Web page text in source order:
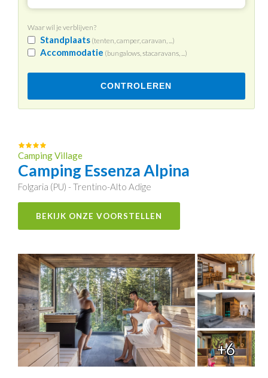
Waar wil je verblijven?
Standplaats(tenten, camper, caravan, ...)
Accommodatie (bungalows, stacaravans, ...)
CONTROLEREN
Camping Village
Camping Essenza Alpina
Folgaria (PU) - Trentino-Alto Adige
BEKIJK ONZE VOORSTELLEN
+6